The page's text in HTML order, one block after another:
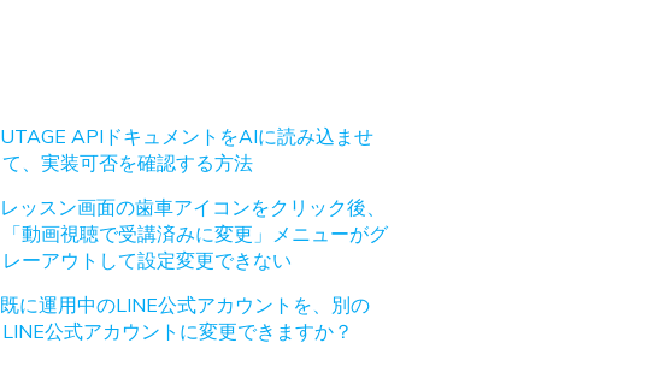
UTAGE APIドキュメントをAIに読み込ませ
て、実装可否を確認する方法
レッスン画面の歯車アイコンをクリック後、
「動画視聴で受講済みに変更」メニューがグ
レーアウトして設定変更できない
既に運用中のLINE公式アカウントを、別の
LINE公式アカウントに変更できますか？